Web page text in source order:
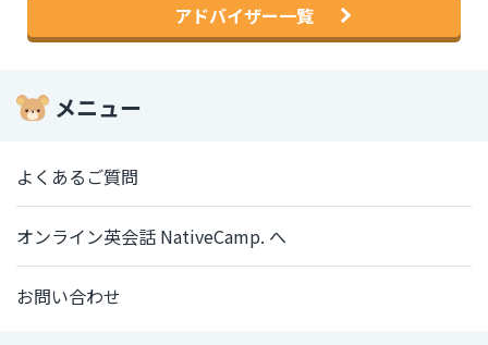
アドバイザー一覧
メニュー
よくあるご質問
オンライン英会話 NativeCamp. へ
お問い合わせ